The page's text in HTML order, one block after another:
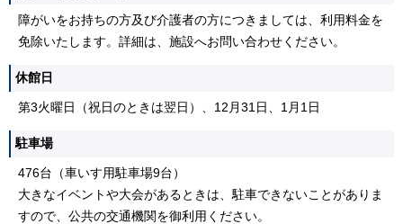
障がいをお持ちの方及び介護者の方につきましては、利用料金を
免除いたします。詳細は、施設へお問い合わせください。
休館日
第3火曜日（祝日のときは翌日）、12月31日、1月1日
駐車場
476台（車いす用駐車場9台）
大きなイベントや大会があるときは、駐車できないことがありま
すので、公共の交通機関を御利用ください。